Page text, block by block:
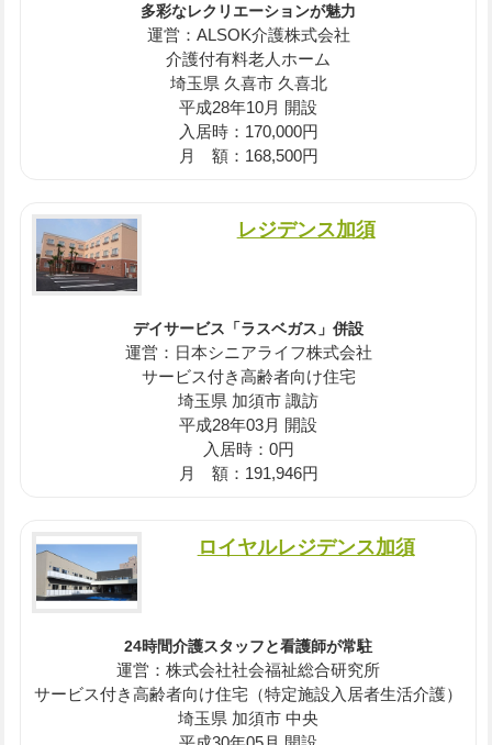
多彩なレクリエーションが魅力
運営：ALSOK介護株式会社
介護付有料老人ホーム
埼玉県 久喜市 久喜北
平成28年10月 開設
入居時：170,000円
月 額：168,500円
レジデンス加須
デイサービス「ラスベガス」併設
運営：日本シニアライフ株式会社
サービス付き高齢者向け住宅
埼玉県 加須市 諏訪
平成28年03月 開設
入居時：0円
月 額：191,946円
ロイヤルレジデンス加須
24時間介護スタッフと看護師が常駐
運営：株式会社社会福祉総合研究所
サービス付き高齢者向け住宅（特定施設入居者生活介護）
埼玉県 加須市 中央